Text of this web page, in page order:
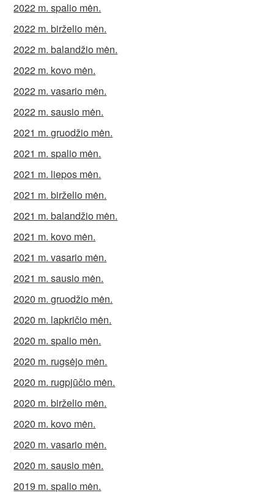
2022 m. spalio mėn.
2022 m. birželio mėn.
2022 m. balandžio mėn.
2022 m. kovo mėn.
2022 m. vasario mėn.
2022 m. sausio mėn.
2021 m. gruodžio mėn.
2021 m. spalio mėn.
2021 m. liepos mėn.
2021 m. birželio mėn.
2021 m. balandžio mėn.
2021 m. kovo mėn.
2021 m. vasario mėn.
2021 m. sausio mėn.
2020 m. gruodžio mėn.
2020 m. lapkričio mėn.
2020 m. spalio mėn.
2020 m. rugsėjo mėn.
2020 m. rugpjūčio mėn.
2020 m. birželio mėn.
2020 m. kovo mėn.
2020 m. vasario mėn.
2020 m. sausio mėn.
2019 m. spalio mėn.